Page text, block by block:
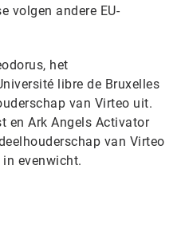
volgen andere EU-
het
libre de Bruxelles
van Virteo uit.
en Ark Angels Activator
van Virteo
evenwicht.